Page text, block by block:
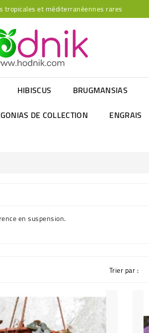
tropicales et méditerranéennes rares
HIBISCUS BRUGMANSIAS
DE COLLECTION ENGRAIS
en suspension.
Trier par :